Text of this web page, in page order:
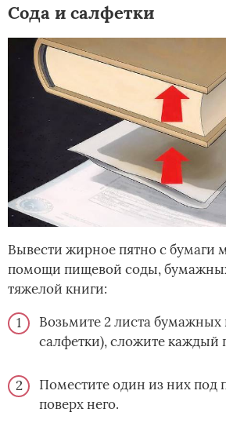
Сода и салфетки
Вывести жирное пятно с бумаги
помощи пищевой соды,
тяжелой книги:
Возьмите 2 листа бумажных
салфетки), сложите каждый
Поместите один из них под
поверх него.